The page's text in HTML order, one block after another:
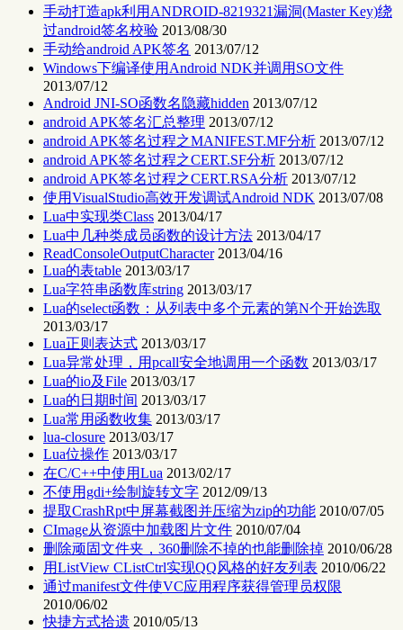
手动打造apk利用ANDROID-8219321漏洞(Master Key)绕
过android签名校验 2013/08/30
手动给android APK签名 2013/07/12
Windows下编译使用Android NDK并调用SO文件
2013/07/12
Android JNI-SO函数名隐藏hidden 2013/07/12
android APK签名汇总整理 2013/07/12
android APK签名过程之MANIFEST.MF分析 2013/07/12
android APK签名过程之CERT.SF分析 2013/07/12
android APK签名过程之CERT.RSA分析 2013/07/12
使用VisualStudio高效开发调试Android NDK 2013/07/08
Lua中实现类Class 2013/04/17
Lua中几种类成员函数的设计方法 2013/04/17
ReadConsoleOutputCharacter 2013/04/16
Lua的表table 2013/03/17
Lua字符串函数库string 2013/03/17
Lua的select函数：从列表中多个元素的第N个开始选取
2013/03/17
Lua正则表达式 2013/03/17
Lua异常处理，用pcall安全地调用一个函数 2013/03/17
Lua的io及File 2013/03/17
Lua的日期时间 2013/03/17
Lua常用函数收集 2013/03/17
lua-closure 2013/03/17
Lua位操作 2013/03/17
在C/C++中使用Lua 2013/02/17
不使用gdi+绘制旋转文字 2012/09/13
提取CrashRpt中屏幕截图并压缩为zip的功能 2010/07/05
CImage从资源中加载图片文件 2010/07/04
删除顽固文件夹，360删除不掉的也能删除掉 2010/06/28
用ListView CListCtrl实现QQ风格的好友列表 2010/06/22
通过manifest文件使VC应用程序获得管理员权限
2010/06/02
快捷方式拾遗 2010/05/13